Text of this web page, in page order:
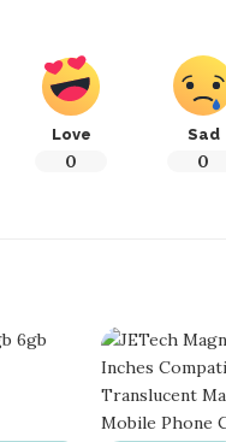
Love
0
Sad
0